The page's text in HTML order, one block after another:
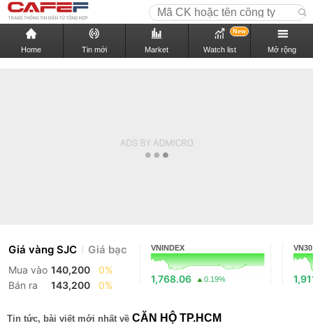
Home Tin mới Market Watch list
New
Mở rộng
Giá vàng SJC Giá bạc
Mua vào 140,200
0%
Bán ra
143,200 0%
VNINDEX
1,768.06 0.19%
VN30
Tin tức, bài viết mới nhất về CĂN HỘ TP.HCM